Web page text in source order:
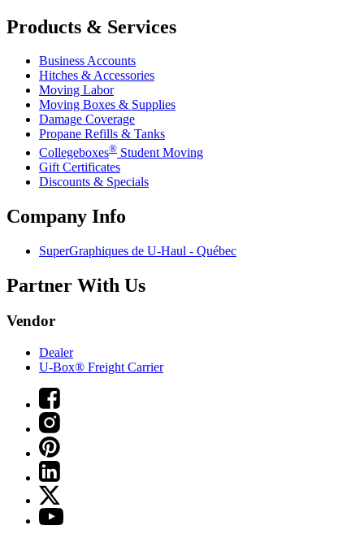
Products & Services
Business Accounts
Hitches & Accessories
Moving Labor
Moving Boxes & Supplies
Damage Coverage
Propane Refills & Tanks
Collegeboxes® Student Moving
Gift Certificates
Discounts & Specials
Company Info
SuperGraphiques de U-Haul - Québec
Partner With Us
Vendor
Dealer
U-Box® Freight Carrier